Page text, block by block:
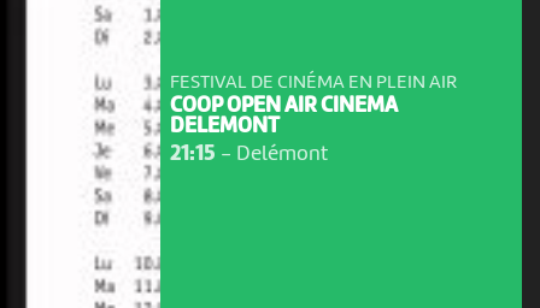
FESTIVAL DE CINÉMA EN PLEIN AIR
COOP OPEN AIR CINEMA
DELEMONT
21:15 - Delémont